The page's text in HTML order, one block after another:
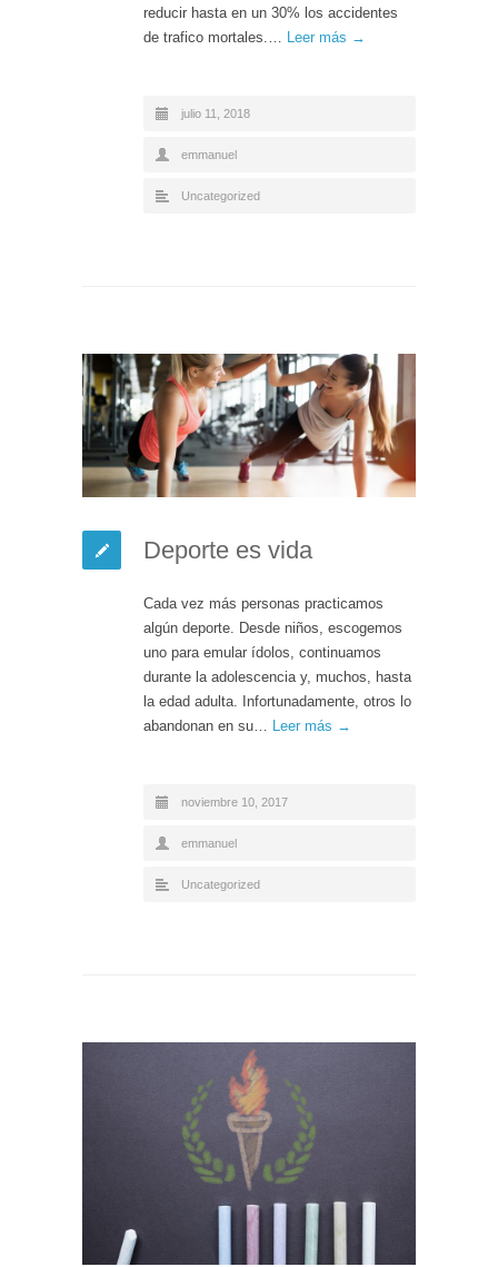
reducir hasta en un 30% los accidentes
de trafico mortales.… Leer más →
julio 11, 2018
emmanuel
Uncategorized
Deporte es vida
Cada vez más personas practicamos
algún deporte. Desde niños, escogemos
uno para emular ídolos, continuamos
durante la adolescencia y, muchos, hasta
la edad adulta. Infortunadamente, otros lo
abandonan en su…
Leer más →
noviembre 10, 2017
emmanuel
Uncategorized